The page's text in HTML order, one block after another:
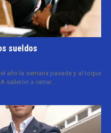
sueldos
año la semana pasada y al toque
salieron a cerrar...